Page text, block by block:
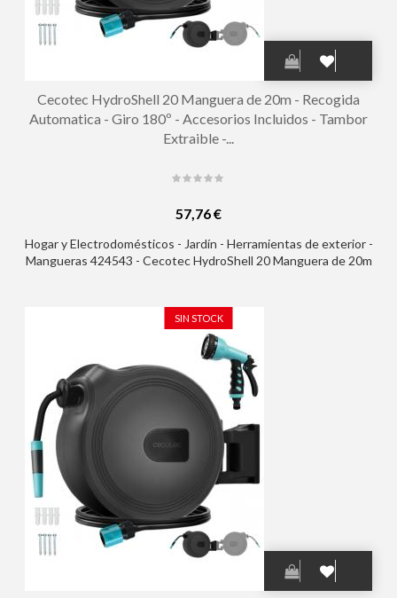
Cecotec HydroShell 20 Manguera de 20m - Recogida
Automatica - Giro 180º - Accesorios Incluidos - Tambor
Extraible -...
57,76 €
Hogar y Electrodomésticos - Jardín - Herramientas de exterior -
Mangueras 424543 - Cecotec HydroShell 20 Manguera de 20m
Color Negro
SIN STOCK